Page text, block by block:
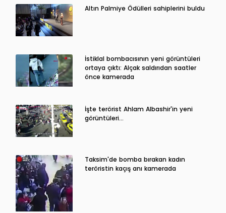
Altın Palmiye Ödülleri sahiplerini buldu
İstiklal bombacısının yeni görüntüleri
ortaya çıktı: Alçak saldırıdan saatler
önce kamerada
İşte terörist Ahlam Albashir'in yeni
görüntüleri…
Taksim'de bomba bırakan kadın
teröristin kaçış anı kamerada